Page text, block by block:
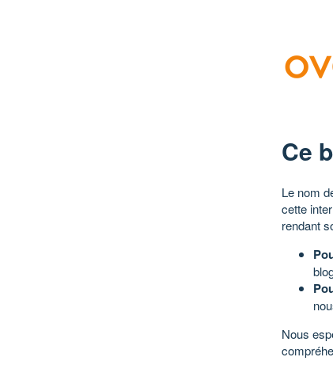
Ce
Le nom
cette
rendant
Nous